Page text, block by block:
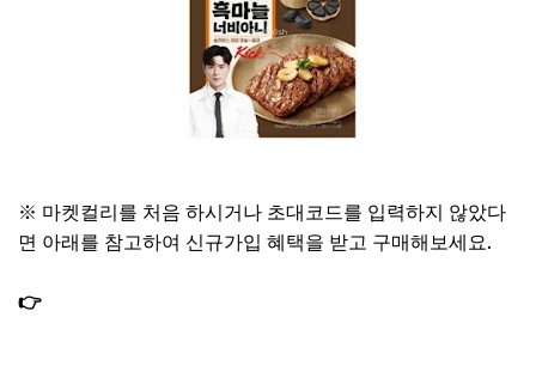
※ 마켓컬리를 처음 하시거나 초대코드를 입력하지 않았다
면 아래를 참고하여 신규가입 혜택을 받고 구매해보세요.
👉